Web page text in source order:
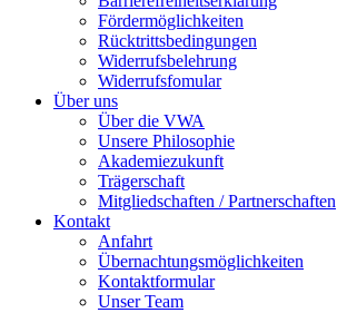
Fördermöglichkeiten
Rücktrittsbedingungen
Widerrufsbelehrung
Widerrufsfomular
Über uns
Über die VWA
Unsere Philosophie
Akademiezukunft
Trägerschaft
Mitgliedschaften / Partnerschaften
Kontakt
Anfahrt
Übernachtungsmöglichkeiten
Kontaktformular
Unser Team